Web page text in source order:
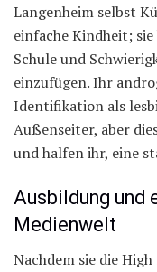
Langenheim selbst
einfache Kindheit;
Schule und
einzufügen. Ihr
Identifikation als
Außenseiter, aber
und halfen ihr, eine
Ausbildung und
Medienwelt
Nachdem sie die